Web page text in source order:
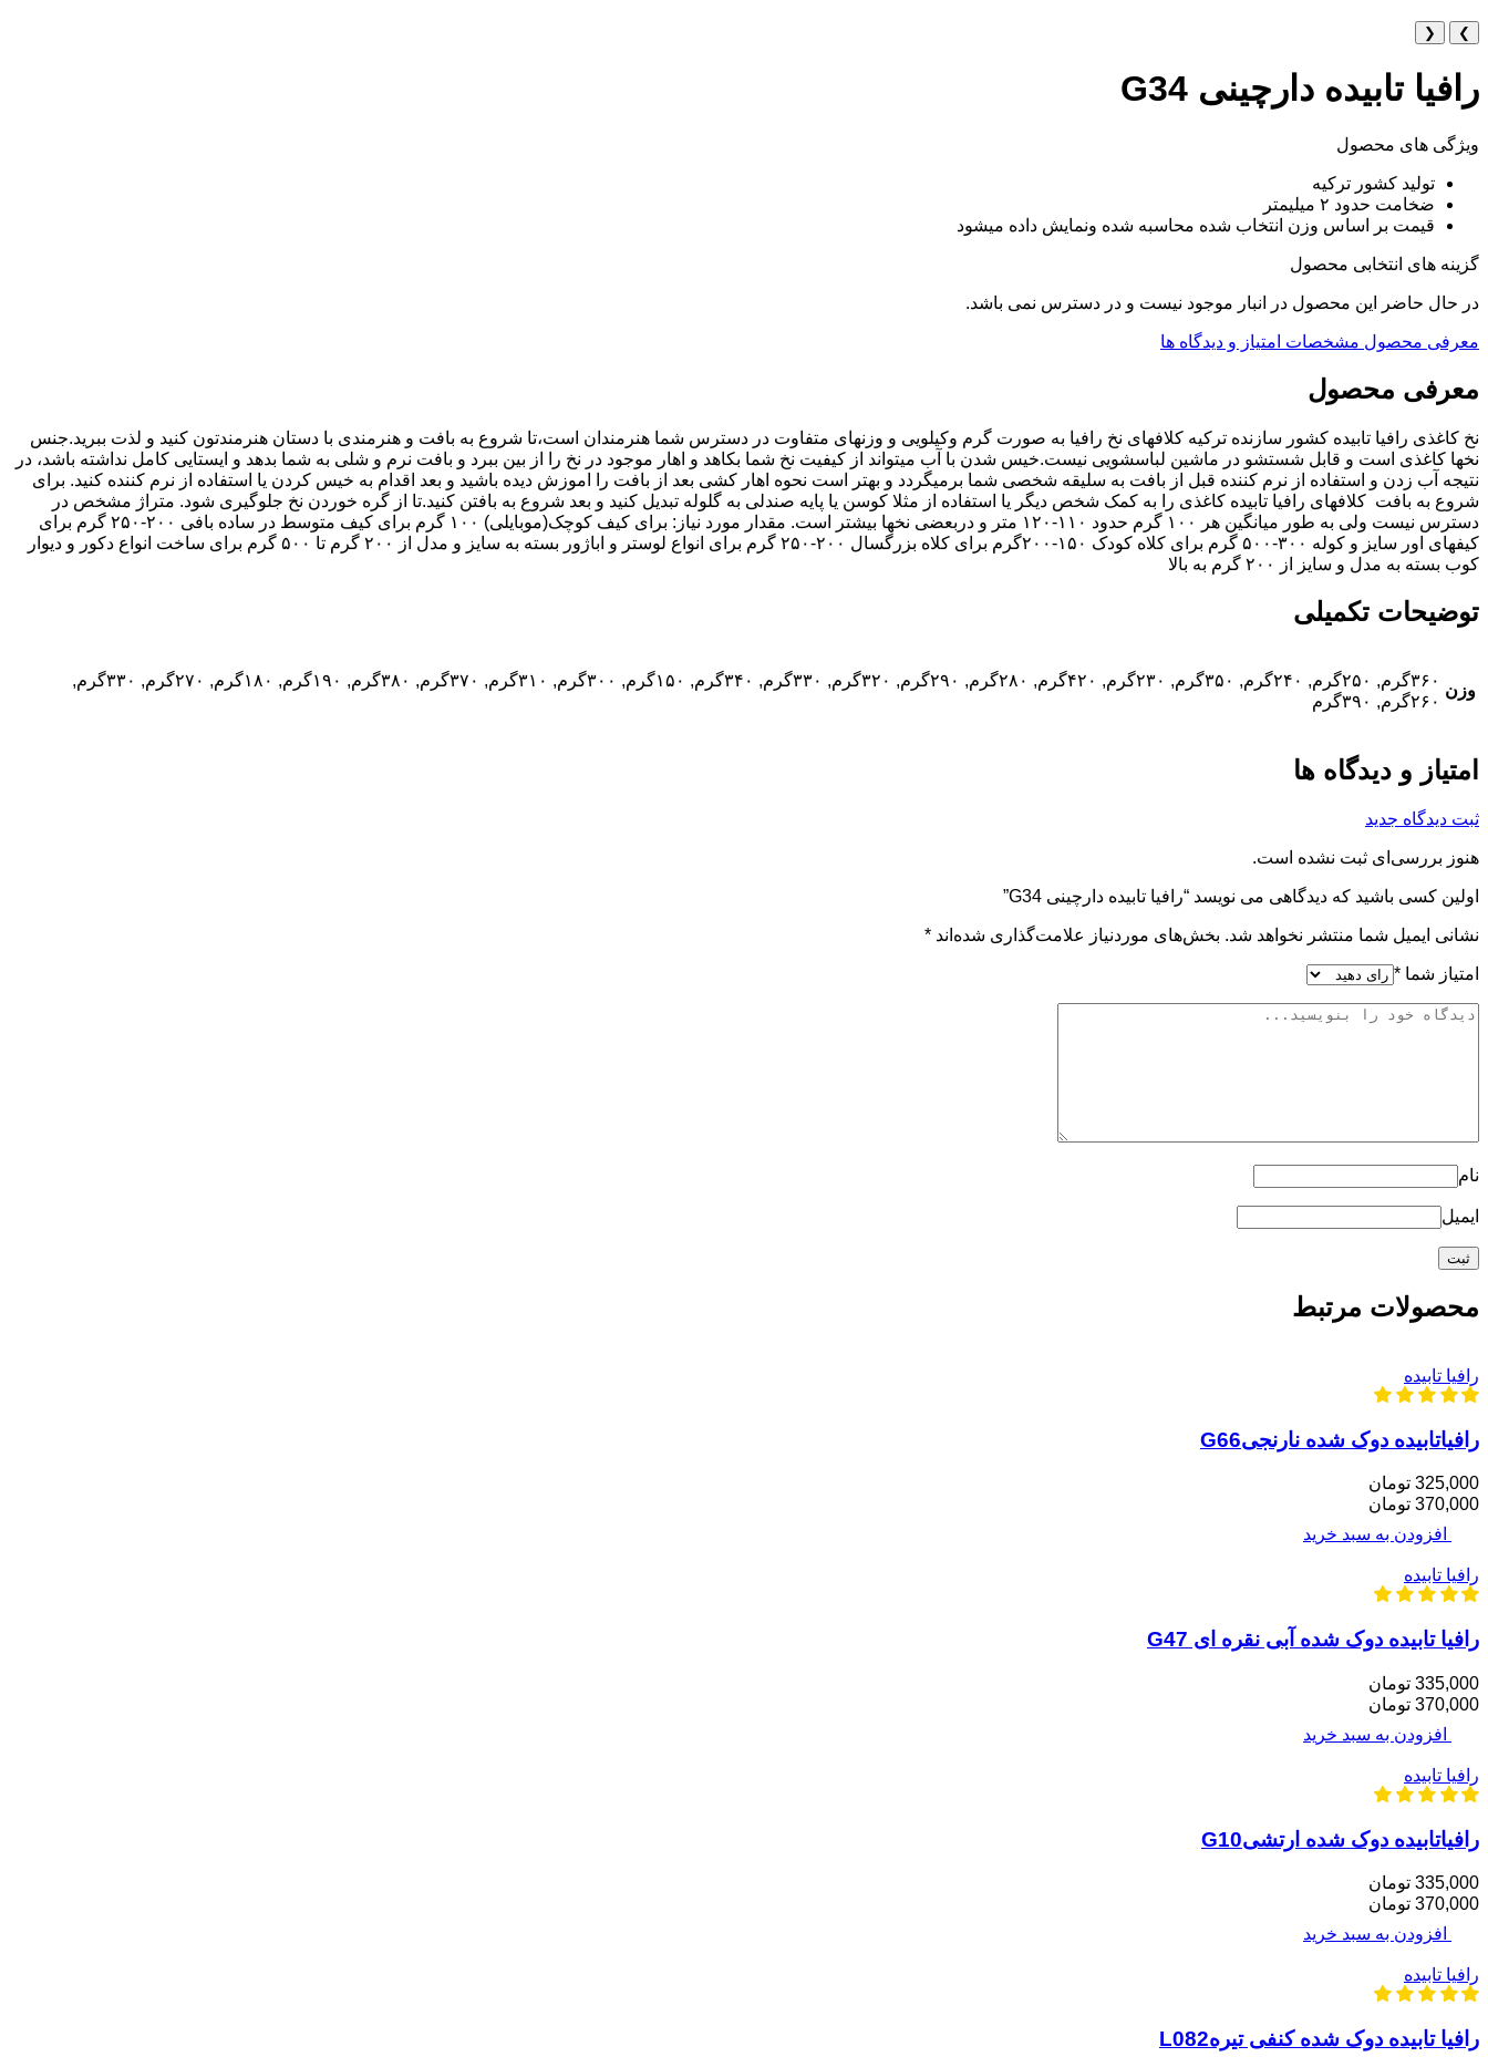
❯
❮
رافیا تابیده دارچینی G34
ویژگی های محصول
تولید کشور ترکیه
ضخامت حدود ۲ میلیمتر
قیمت بر اساس وزن انتخاب شده محاسبه شده و‌نمایش داده میشود
گزینه های انتخابی محصول
در حال حاضر این محصول در انبار موجود نیست و در دسترس نمی باشد.
معرفی محصول مشخصات امتیاز و دیدگاه ها
معرفی محصول
نخ کاغذی رافیا تابیده کشور سازنده ترکیه کلافهای نخ رافیا به صورت گرم وکیلویی و وزنهای متفاوت در دسترس شما هنرمندان است،تا شروع به بافت و هنرمندی با دستان هنرمندتون کنید و لذت ببرید.جنس
نخها کاغذی است و قابل شستشو در ماشین لباسشویی نیست.خیس شدن با آب میتواند از کیفیت نخ شما بکاهد و اهار موجود در نخ را از بین ببرد و بافت نرم و شلی به شما بدهد و ایستایی کامل نداشته باشد، در
نتیجه آب زدن و استفاده از نرم کننده قبل از بافت به سلیقه شخصی شما برمیگردد و بهتر است نحوه اهار کشی بعد از بافت را اموزش دیده باشید و بعد اقدام به خیس کردن یا استفاده از نرم کننده کنید. برای
شروع به بافت کلافهای رافیا تابیده کاغذی را به کمک شخص دیگر یا استفاده از مثلا کوسن یا پایه صندلی به گلوله تبدیل کنید و بعد شروع به بافتن کنید.تا از گره خوردن نخ جلوگیری شود. متراژ مشخص در
دسترس نیست ولی به طور میانگین هر ۱۰۰ گرم حدود ۱۱۰-۱۲۰ متر و دربعضی نخها بیشتر است. مقدار مورد نیاز: برای کیف کوچک(موبایلی) ۱۰۰ گرم برای کیف متوسط در ساده بافی ۲۰۰-۲۵۰ گرم برای
کیفهای اور سایز و کوله ۳۰۰-۵۰۰ گرم برای کلاه کودک ۱۵۰-۲۰۰گرم برای کلاه بزرگسال ۲۰۰-۲۵۰ گرم برای انواع لوستر و اباژور بسته به سایز و مدل از ۲۰۰ گرم تا ۵۰۰ گرم برای ساخت انواع دکور و دیوار
کوب بسته به مدل و سایز از ۲۰۰ گرم به بالا
توضیحات تکمیلی
وزن
۳۶۰گرم, ۲۵۰گرم, ۲۴۰گرم, ۳۵۰گرم, ۲۳۰گرم, ۴۲۰گرم, ۲۸۰گرم, ۲۹۰گرم, ۳۲۰گرم, ۳۳۰گرم, ۳۴۰گرم, ۱۵۰گرم, ۳۰۰گرم, ۳۱۰گرم, ۳۷۰گرم, ۳۸۰گرم, ۱۹۰گرم, ۱۸۰گرم, ۲۷۰گرم, ۳۳۰گرم,
۲۶۰گرم, ۳۹۰گرم
امتیاز و دیدگاه ها
ثبت دیدگاه جدید
هنوز بررسی‌ای ثبت نشده است.
اولین کسی باشید که دیدگاهی می نویسد “رافیا تابیده دارچینی G34”
نشانی ایمیل شما منتشر نخواهد شد. بخش‌های موردنیاز علامت‌گذاری شده‌اند *
امتیاز شما *
نام
ایمیل
محصولات مرتبط
رافیا تابیده
رافیاتابیده دوک شده‌ نارنجیG66
325,000 تومان
370,000 تومان
افزودن به سبد خرید
رافیا تابیده
رافیا تابیده دوک شده آبی نقره ای G47
335,000 تومان
370,000 تومان
افزودن به سبد خرید
رافیا تابیده
رافیاتابیده دوک شده ارتشیG10
335,000 تومان
370,000 تومان
افزودن به سبد خرید
رافیا تابیده
رافیا تابیده دوک شده کنفی تیرهL082